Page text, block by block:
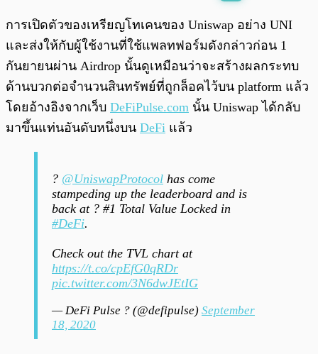
พร้อมเล่น 0:00
การเปิดตัวของเหรียญโทเคนของ Uniswap อย่าง UNI
และส่งให้กับผู้ใช้งานที่ใช้แพลทฟอร์มดังกล่าวก่อน 1
กันยายนผ่าน Airdrop นั้นดูเหมือนว่าจะสร้างผลกระทบ
ด้านบวกต่อจำนวนสินทรัพย์ที่ถูกล็อคไว้บน platform แล้ว
โดยอ้างอิงจากเว็บ DeFiPulse.com นั้น Uniswap ได้กลับ
มาขึ้นแท่นอันดับหนึ่งบน DeFi แล้ว
? @UniswapProtocol has come
stampeding up the leaderboard and is
back at ? #1 Total Value Locked in
#DeFi.
Check out the TVL chart at
https://t.co/cpEfG0qRDr
pic.twitter.com/3N6dwJEtIG
— DeFi Pulse ? (@defipulse) September
18, 2020